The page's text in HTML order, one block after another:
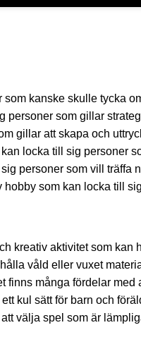
kanske skulle tycka
som gillar
gillar att skapa och
locka till sig personer
personer som vill träffa
som kan locka till
kreativ aktivitet som kan
våld eller vuxet
många fördelar
kul sätt för barn och
välja spel som är